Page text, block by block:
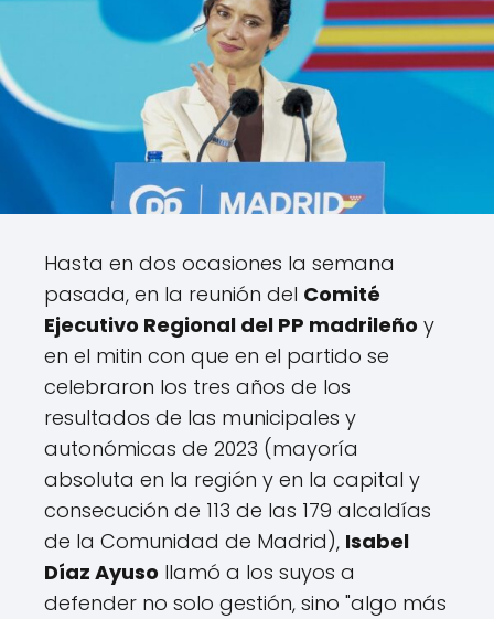
Hasta en dos ocasiones la semana
pasada, en la reunión del Comité
Ejecutivo Regional del PP madrileño y
en el mitin con que en el partido se
celebraron los tres años de los
resultados de las municipales y
autonómicas de 2023 (mayoría
absoluta en la región y en la capital y
consecución de 113 de las 179 alcaldías
de la Comunidad de Madrid), Isabel
Díaz Ayuso llamó a los suyos a
defender no solo gestión, sino "algo más